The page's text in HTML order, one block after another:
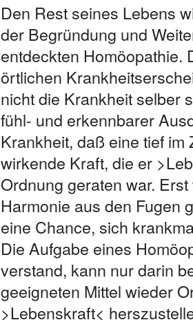
Den Rest seines Lebens
der Begründung und
entdeckten Homöopathie.
örtlichen
nicht die Krankheit selber
fühl- und erkennbarer
Krankheit, daß eine tief
wirkende Kraft, die er
Ordnung geraten war.
Harmonie aus den Fugen
eine Chance, sich
Die Aufgabe eines
verstand, kann nur darin
geeigneten Mittel wieder
>Lebenskraft<